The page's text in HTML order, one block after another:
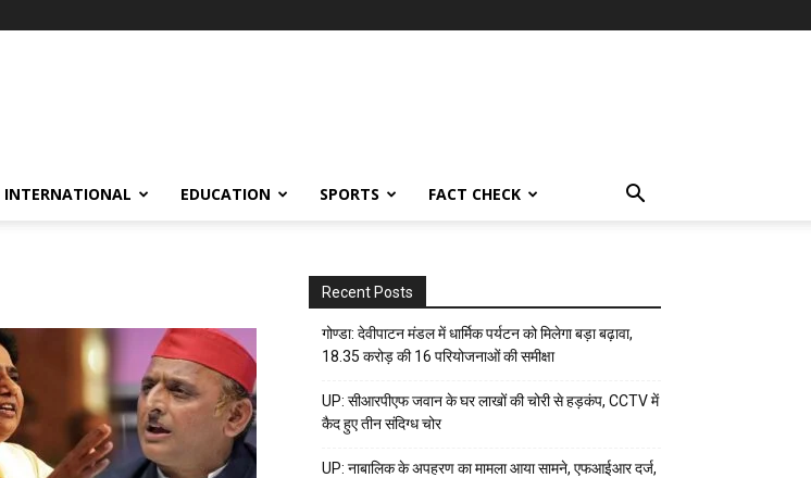
INTERNATIONAL EDUCATION SPORTS FACT CHECK
Recent Posts
गोण्डा: देवीपाटन मंडल में धार्मिक पर्यटन को मिलेगा बड़ा बढ़ावा,
18.35 करोड़ की 16 परियोजनाओं की समीक्षा
UP: सीआरपीएफ जवान के घर लाखों की चोरी से हड़कंप, CCTV में
कैद हुए तीन संदिग्ध चोर
UP: नाबालिक के अपहरण का मामला आया सामने, एफआईआर दर्ज,